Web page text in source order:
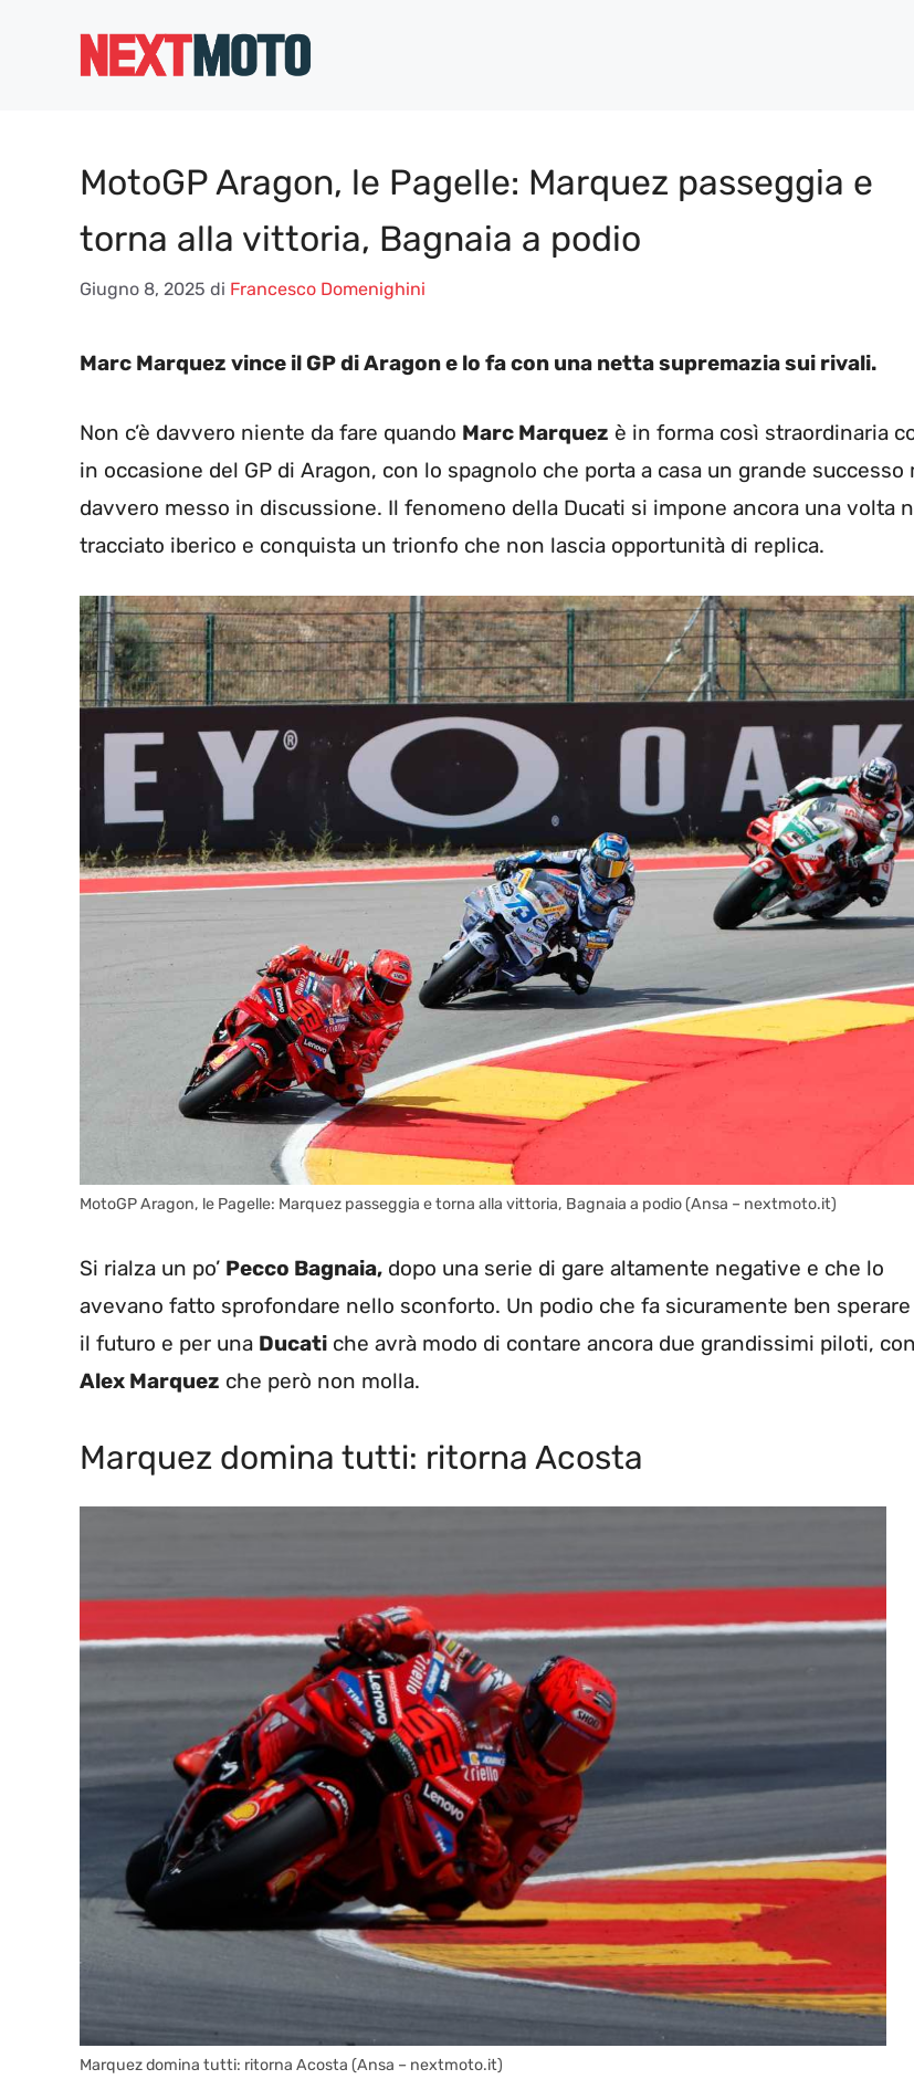
MotoGP Aragon, le Pagelle: Marquez passeggia e
torna alla vittoria, Bagnaia a podio
Giugno 8, 2025 di Francesco Domenighini
Marc Marquez vince il GP di Aragon e lo fa con una netta supremazia sui rivali.
Non c’è davvero niente da fare quando Marc Marquez è in forma così straordinaria
in occasione del GP di Aragon, con lo spagnolo che porta a casa un grande successo
davvero messo in discussione. Il fenomeno della Ducati si impone ancora una volta
tracciato iberico e conquista un trionfo che non lascia opportunità di replica.
MotoGP Aragon, le Pagelle: Marquez passeggia e torna alla vittoria, Bagnaia a podio (Ansa – nextmoto.it)
Si rialza un po’ Pecco Bagnaia, dopo una serie di gare altamente negative e che lo
avevano fatto sprofondare nello sconforto. Un podio che fa sicuramente ben
il futuro e per una Ducati che avrà modo di contare ancora due grandissimi piloti, con
Alex Marquez che però non molla.
Marquez domina tutti: ritorna Acosta
Marquez domina tutti: ritorna Acosta (Ansa – nextmoto.it)